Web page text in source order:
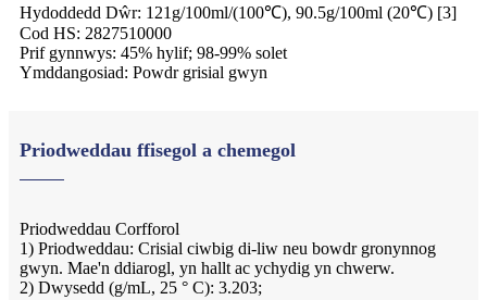
Hydoddedd Dŵr: 121g/100ml/(100℃), 90.5g/100ml (20℃) [3]
Cod HS: 2827510000
Prif gynnwys: 45% hylif; 98-99% solet
Ymddangosiad: Powdr grisial gwyn
Priodweddau ffisegol a chemegol
Priodweddau Corfforol
1) Priodweddau: Crisial ciwbig di-liw neu bowdr gronynnog
gwyn. Mae'n ddiarogl, yn hallt ac ychydig yn chwerw.
2) Dwysedd (g/mL, 25 ° C): 3.203;